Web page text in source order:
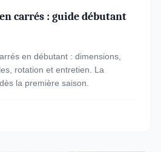
carrés : guide débutant
en débutant : dimensions,
rotation et entretien. La
la première saison.